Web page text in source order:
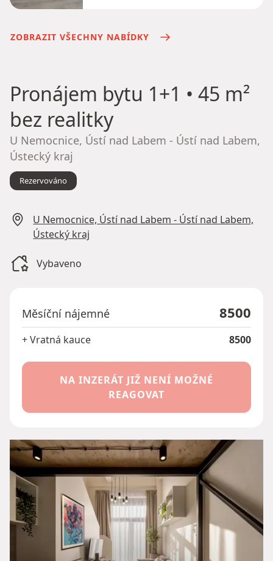
ZOBRAZIT VŠECHNY NABÍDKY
Pronájem bytu 1+1 • 45 m²
bez realitky
U Nemocnice, Ústí nad Labem - Ústí nad Labem,
Ústecký kraj
Rezervováno
U Nemocnice, Ústí nad Labem - Ústí nad Labem,
Ústecký kraj
Vybaveno
Měsíční nájemné 8500
+ Vratná kauce 8500
NA INZERÁT JIŽ NENÍ MOŽNÉ
REAGOVAT